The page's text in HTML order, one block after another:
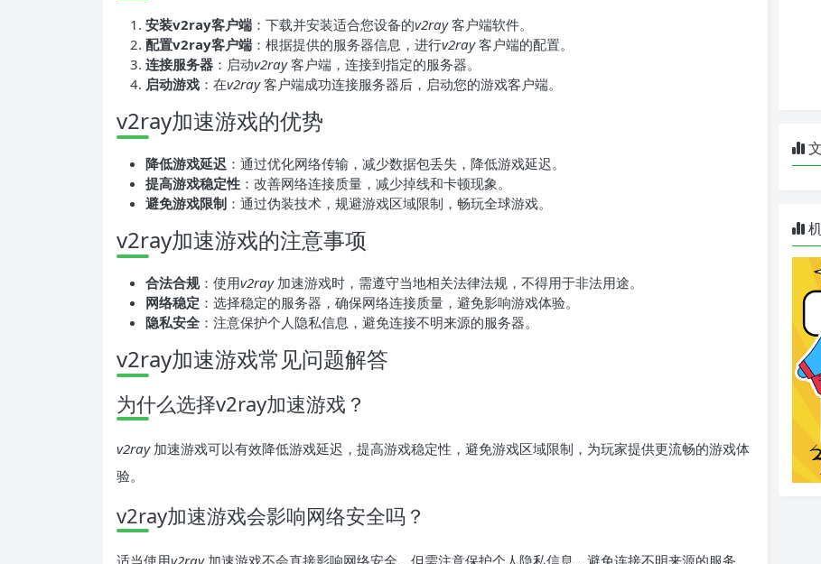
安装v2ray客户端 ：下载并安装适合您设备的v2ray客户端软件。
配置v2ray客户端 ：根据提供的服务器信息，进行v2ray客户端的配置。
连接服务器 ：启动v2ray客户端，连接到指定的服务器。
启动游戏 ：在v2ray客户端成功连接服务器后，启动您的游戏客户端。
v2ray加速游戏的优势
降低游戏延迟 ：通过优化网络传输，减少数据包丢失，降低游戏延迟。
提高游戏稳定性 ：改善网络连接质量，减少掉线和卡顿现象。
避免游戏限制 ：通过伪装技术，规避游戏区域限制，畅玩全球游戏。
v2ray加速游戏的注意事项
合法合规：使用v2ray加速游戏时，需遵守当地相关法律法规，不得用于非法用途。
网络稳定 ：选择稳定的服务器，确保网络连接质量，避免影响游戏体验。
隐私安全 ：注意保护个人隐私信息，避免连接不明来源的服务器。
v2ray加速游戏常见问题解答
为什么选择v2ray加速游戏？
v2ray加速游戏可以有效降低游戏延迟，提高游戏稳定性，避免游戏区域限制，为玩家提供更流畅的游戏体
验。
v2ray加速游戏会影响网络安全吗？
适当使用v2ray加速游戏不会直接影响网络安全，但需注意保护个人隐私信息，避免连接不明来源的服务